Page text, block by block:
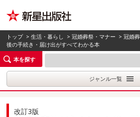
トップ >生活・暮らし >冠婚葬祭・マナー >冠婚
後の手続き・届け出がすべてわかる本
本を探す
ジャンル一覧
改訂3版